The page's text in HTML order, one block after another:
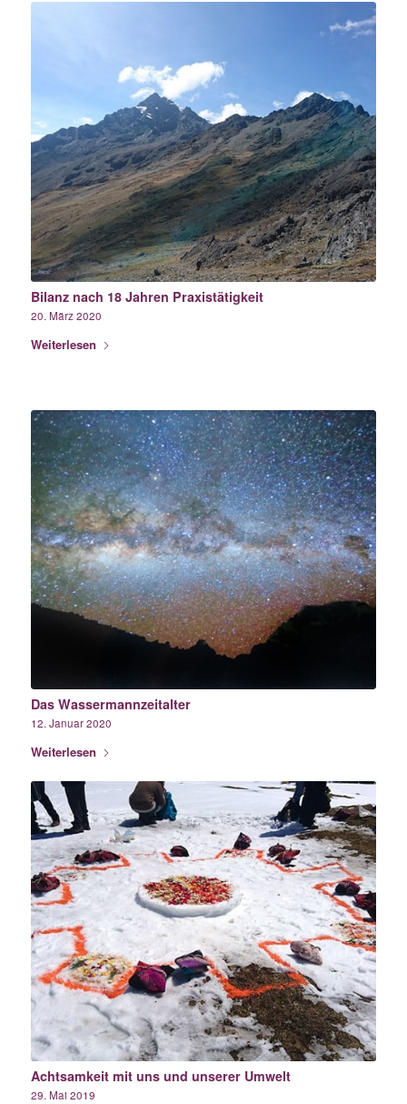
Bilanz nach 18 Jahren Praxistätigkeit
20. März 2020
Weiterlesen
Das Wassermannzeitalter
12. Januar 2020
Weiterlesen
Achtsamkeit mit uns und unserer Umwelt
29. Mai 2019